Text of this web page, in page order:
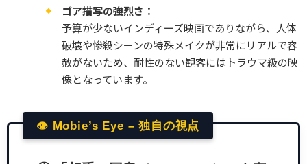
ゴア描写の強烈さ：
予算が少ないインディーズ映画でありながら、人体
破壊や惨殺シーンの特殊メイクが非常にリアルで容
赦がないため、耐性のない観客にはトラウマ級の映
像となっています。
👁 Mobie’s Eye – 独自の視点